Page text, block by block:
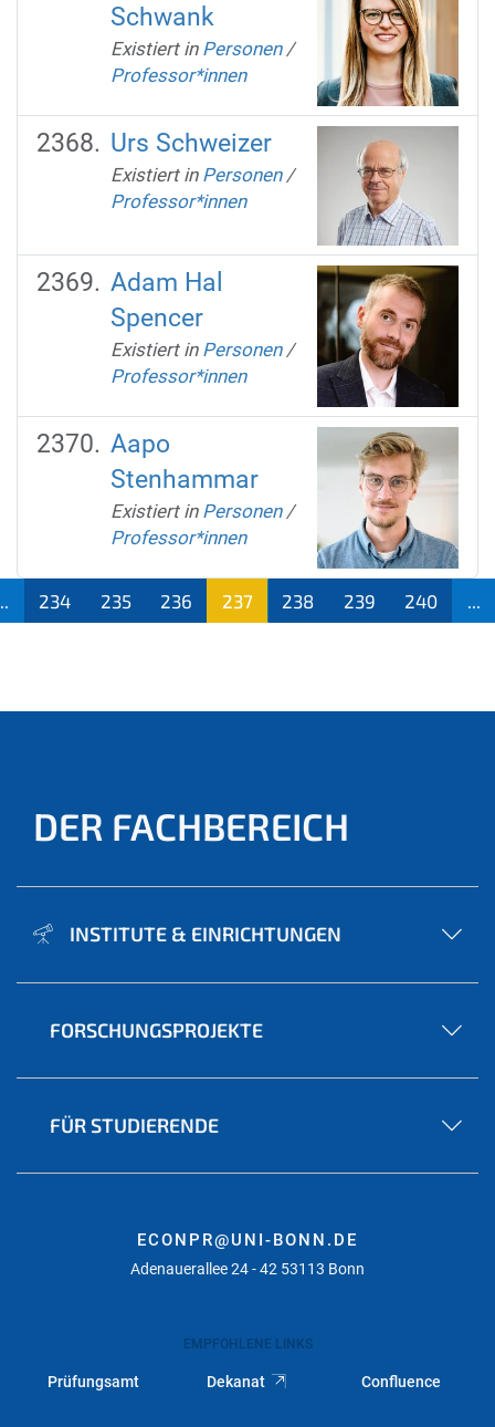
Schwank
Existiert in Personen /
Professor*innen
Urs Schweizer
Existiert in Personen /
Professor*innen
Adam Hal
Spencer
Existiert in Personen /
Professor*innen
Aapo
Stenhammar
Existiert in Personen /
Professor*innen
234 235 236
237
238 239 240
DER FACHBEREICH
INSTITUTE & EINRICHTUNGEN
FORSCHUNGSPROJEKTE
FÜR STUDIERENDE
ECONPR@UNI-BONN.DE
Adenauerallee 24 - 42 53113 Bonn
EMPFOHLENE LINKS
Prüfungsamt Dekanat Confluence